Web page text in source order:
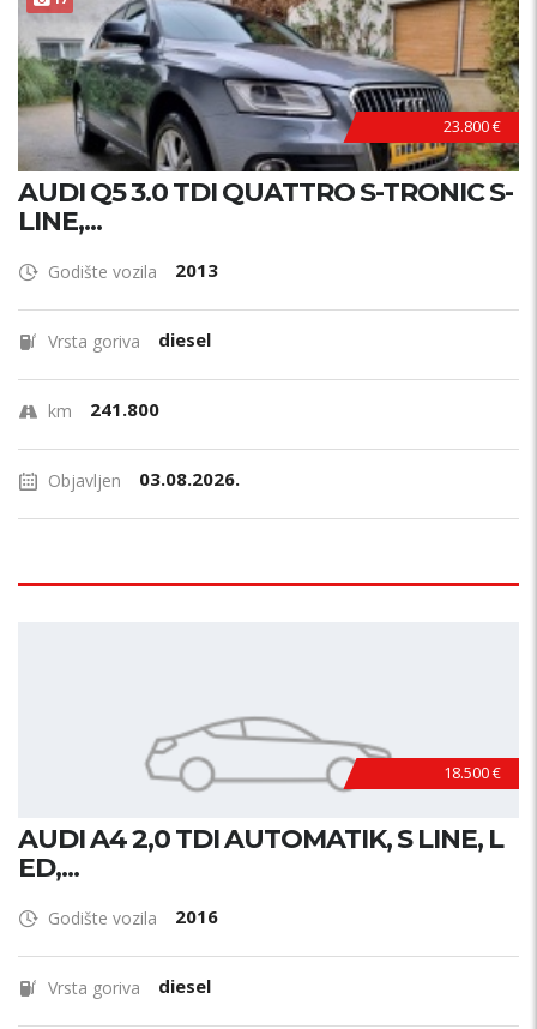
23.800 €
AUDI Q5 3.0 TDI QUATTRO S-TRONIC S-
LINE,...
Godište vozila 2013
Vrsta goriva diesel
km 241.800
Objavljen 03.08.2026.
18.500 €
AUDI A4 2,0 TDI AUTOMATIK, S LINE, L
ED,...
Godište vozila 2016
Vrsta goriva diesel